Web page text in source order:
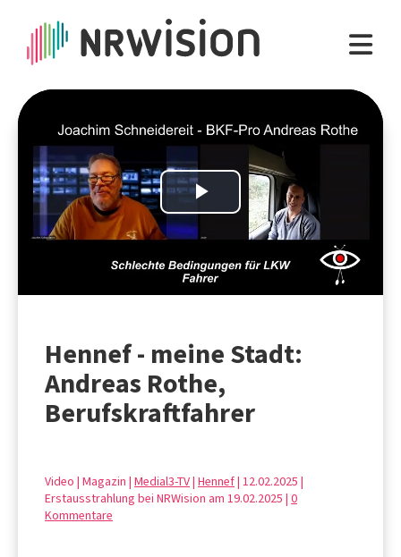
Play
Video
Hennef - meine Stadt:
Andreas Rothe,
Berufskraftfahrer
Video | Magazin | Medial3-TV| Hennef| 12.02.2025 |
Erstausstrahlung bei NRWision am 19.02.2025 | 0
Kommentare